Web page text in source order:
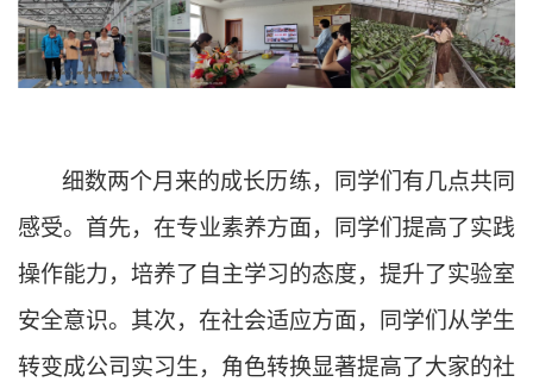
细数两个月来的成长历练，同学们有几点共同
感受。首先，在专业素养方面，同学们提高了实践
操作能力，培养了自主学习的态度，提升了实验室
安全意识。其次，在社会适应方面，同学们从学生
转变成公司实习生，角色转换显著提高了大家的社